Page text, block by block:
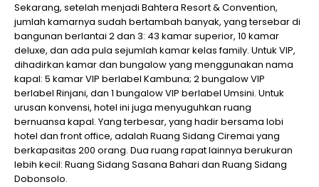
Sekarang, setelah menjadi Bahtera Resort & Convention,
jumlah kamarnya sudah bertambah banyak, yang tersebar di
bangunan berlantai 2 dan 3: 43 kamar superior, 10 kamar
deluxe, dan ada pula sejumlah kamar kelas family. Untuk VIP,
dihadirkan kamar dan bungalow yang menggunakan nama
kapal: 5 kamar VIP berlabel Kambuna; 2 bungalow VIP
berlabel Rinjani, dan 1 bungalow VIP berlabel Umsini. Untuk
urusan konvensi, hotel ini juga menyuguhkan ruang
bernuansa kapal. Yang terbesar, yang hadir bersama lobi
hotel dan front office, adalah Ruang Sidang Ciremai yang
berkapasitas 200 orang. Dua ruang rapat lainnya berukuran
lebih kecil: Ruang Sidang Sasana Bahari dan Ruang Sidang
Dobonsolo.